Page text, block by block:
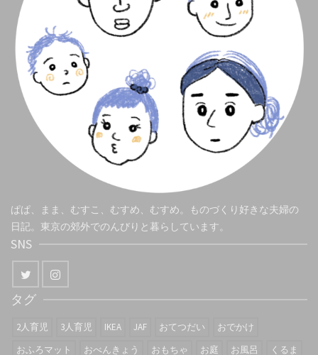
ぱぱ、まま、むすこ、むすめ、むすめ。ものづくり好きな夫婦の
日記。東京の郊外でのんびりと暮らしています。
SNS
タグ
2人育児 3人育児 IKEA JAF おてつだい
おでかけ
おふろマット
おべんきょう おもちゃ お庭 お風呂
くるま